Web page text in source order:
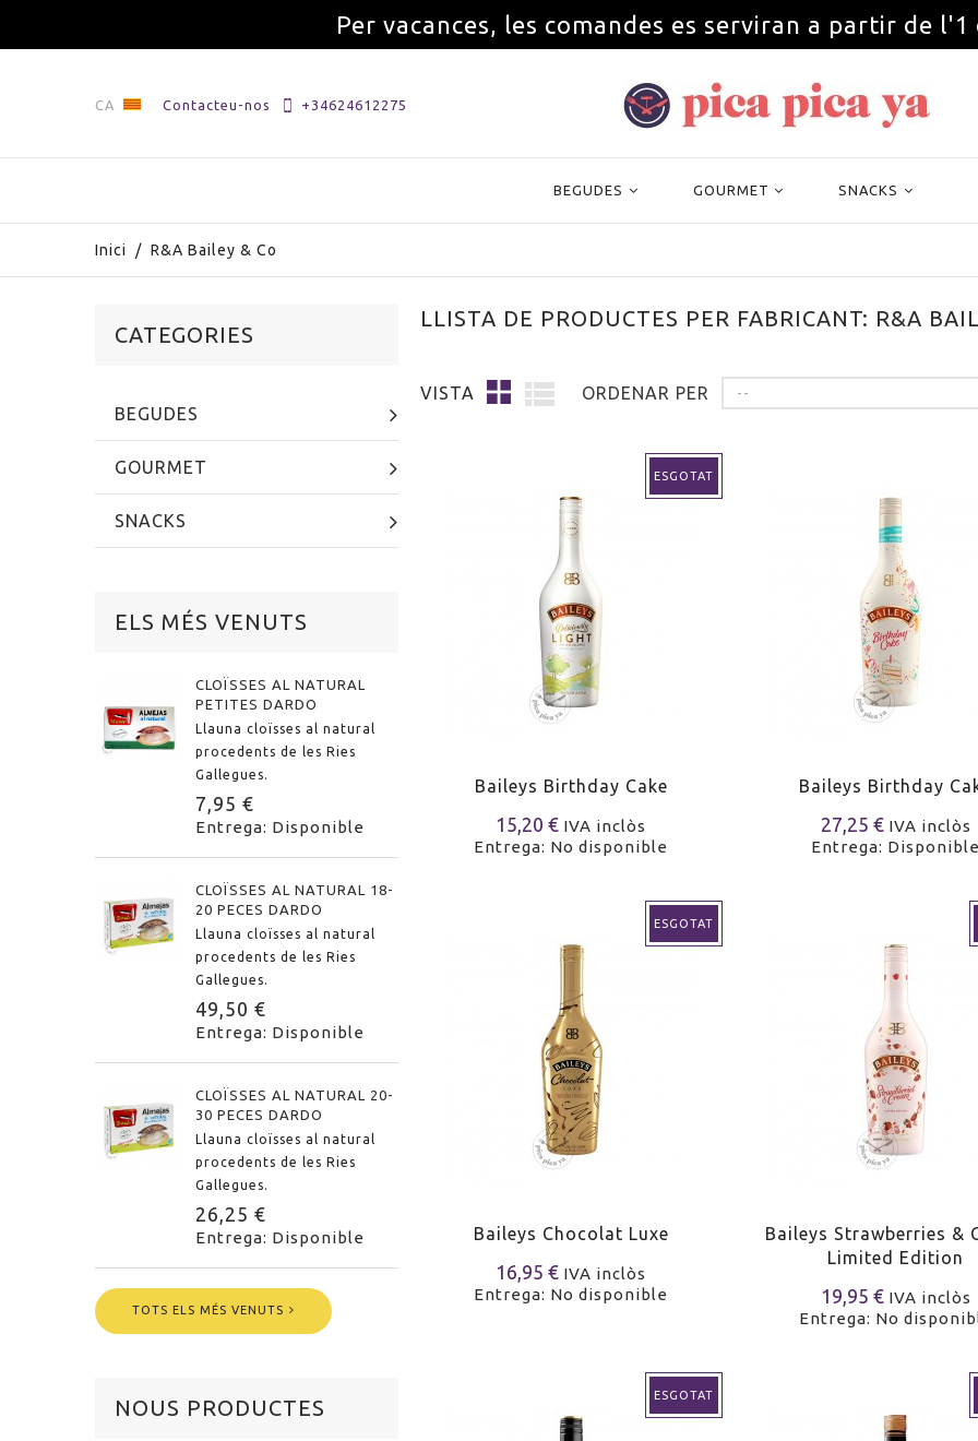
Per vacances, les comandes es serviran a partir de
CA Contacteu-nos +34624612275
BEGUDES GOURMET SNACKS
Inici / R&A Bailey & Co
CATEGORIES
BEGUDES
GOURMET
SNACKS
ELS MÉS VENUTS
CLOÏSSES AL NATURAL
PETITES DARDO
Llauna cloïsses al natural
procedents de les Ries
Gallegues.
7,95 €
Entrega: Disponible
CLOÏSSES AL NATURAL 18-
20 PECES DARDO
Llauna cloïsses al natural
procedents de les Ries
Gallegues.
49,50 €
Entrega: Disponible
CLOÏSSES AL NATURAL 20-
30 PECES DARDO
Llauna cloïsses al natural
procedents de les Ries
Gallegues.
26,25 €
Entrega: Disponible
TOTS ELS MÉS VENUTS
NOUS PRODUCTES
LLISTA DE PRODUCTES PER FABRICANT: R&A
VISTA ORDENAR PER --
ESGOTAT
Baileys Birthday Cake
15,20 € IVA inclòs
Entrega: No disponible
Baileys Birthday
27,25 € IVA inclòs
Entrega:
ESGOTAT
Baileys Chocolat Luxe
16,95 € IVA inclòs
Entrega: No disponible
Baileys Strawberries &
Limited Edition
19,95 € IVA inclòs
Entrega: No
ESGOTAT